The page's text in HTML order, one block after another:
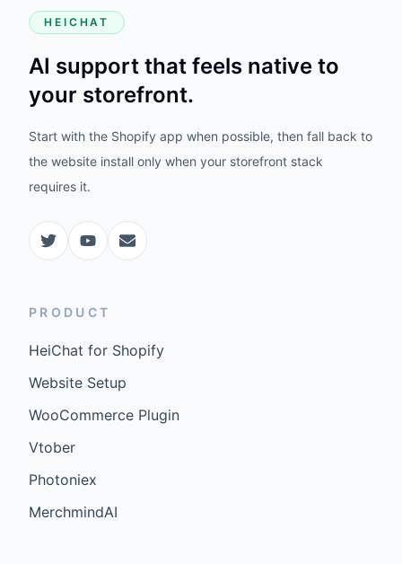
HEICHAT
AI support that feels native to
your storefront.
Start with the Shopify app when possible, then fall back to
the website install only when your storefront stack
requires it.
PRODUCT
HeiChat for Shopify
Website Setup
WooCommerce Plugin
Vtober
Photoniex
MerchmindAI